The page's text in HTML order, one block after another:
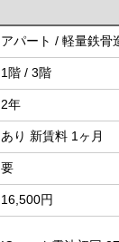
アパート / 軽量鉄骨
1階 / 3階
2年
あり 新賃料 1ヶ月
要
16,500円